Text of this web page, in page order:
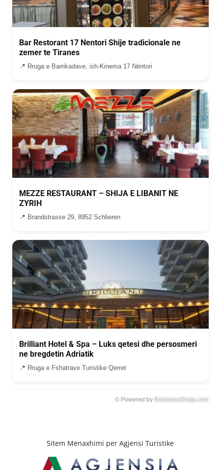
Bar Restorant 17 Nentori Shije tradicionale ne
zemer te Tiranes
📍 Rruga e Barrikadave, ish-Kinema 17 Nëntori
MEZZE RESTAURANT – SHIJA E LIBANIT NE
ZYRIH
📍 Brandstrasse 29, 8952 Schlieren
Brilliant Hotel & Spa – Luks qetesi dhe persosmeri
ne bregdetin Adriatik
📍 Rruga e Fshatrave Turistike Qerret
© Powered by ReklamaShqip.com
Sitem Menaxhimi per Agjensi Turistike